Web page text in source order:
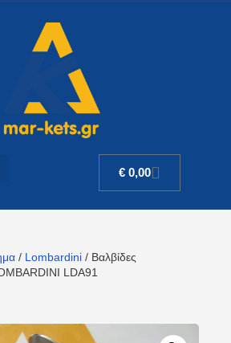
€ 0,00
/ Lombardini / Βαλβίδες
LDA91